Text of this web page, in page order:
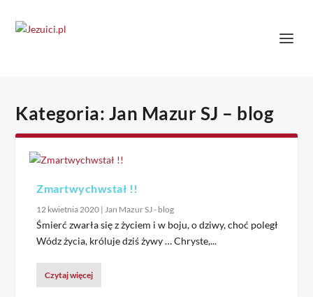
Kategoria: Jan Mazur SJ – blog
Zmartwychwstał !!
12 kwietnia 2020 |Jan Mazur SJ - blog
Śmierć zwarła się z życiem i w boju, o dziwy, choć poległ
Wódz życia, króluje dziś żywy … Chryste,...
Czytaj więcej